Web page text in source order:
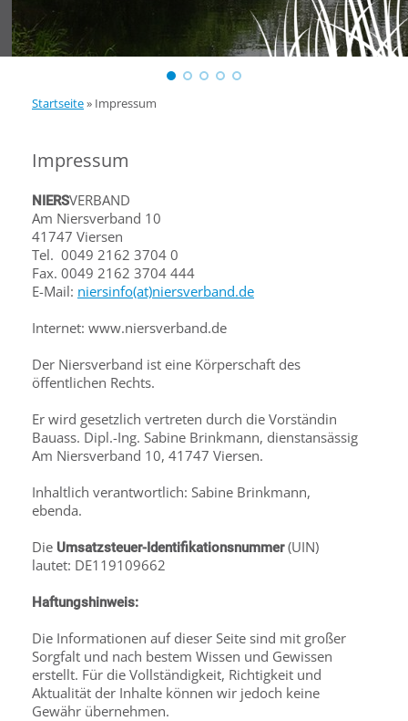
Startseite» Impressum
Impressum
NIERSVERBAND
Am Niersverband 10
41747 Viersen
Tel. 0049 2162 3704 0
Fax. 0049 2162 3704 444
E-Mail: niersinfo(at)niersverband.de
Internet: www.niersverband.de
Der Niersverband ist eine Körperschaft des
öffentlichen Rechts.
Er wird gesetzlich vertreten durch die Vorständin
Bauass. Dipl.-Ing. Sabine Brinkmann, dienstansässig
Am Niersverband 10, 41747 Viersen.
Inhaltlich verantwortlich: Sabine Brinkmann,
ebenda.
Die Umsatzsteuer-Identifikationsnummer(UIN)
lautet: DE119109662
Haftungshinweis:
Die Informationen auf dieser Seite sind mit großer
Sorgfalt und nach bestem Wissen und Gewissen
erstellt. Für die Vollständigkeit, Richtigkeit und
Aktualität der Inhalte können wir jedoch keine
Gewähr übernehmen.